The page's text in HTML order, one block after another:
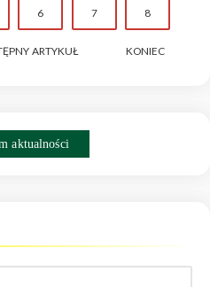
6 7 8
ARTYKUŁ KONIEC
aktualności